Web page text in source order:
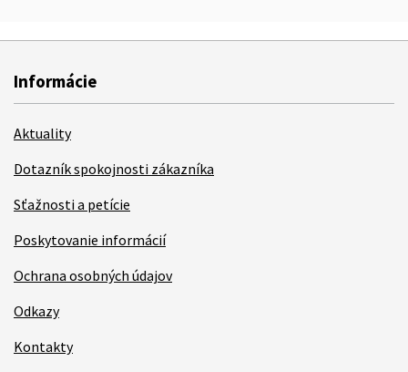
Informácie
Aktuality
Dotazník spokojnosti zákazníka
Sťažnosti a petície
Poskytovanie informácií
Ochrana osobných údajov
Odkazy
Kontakty